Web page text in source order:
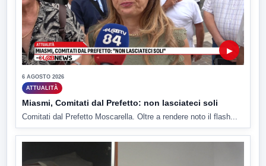
▶
6 AGOSTO 2026
ATTUALITÀ
Miasmi, Comitati dal Prefetto: non lasciateci soli
Comitati dal Prefetto Moscarella. Oltre a rendere noto il flash...